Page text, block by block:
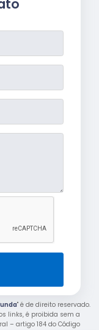
" é de direito reservado.
links, é proibida sem a
– artigo 184 do Código